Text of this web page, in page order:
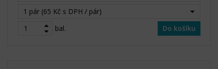
1 pár (65 Kč s DPH / pár)
bal.
Do košíku